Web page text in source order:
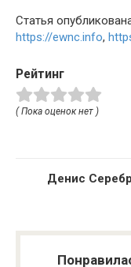
Статья
https://ewnc.info,
Рейтинг
( Пока оценок нет )
Денис